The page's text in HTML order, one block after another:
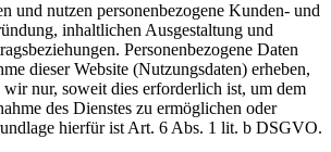
und nutzen personenbezogene Kunden- und
inhaltlichen Ausgestaltung und
Personenbezogene Daten
dieser Website (Nutzungsdaten) erheben,
wir nur, soweit dies erforderlich ist, um dem
des Dienstes zu ermöglichen oder
hierfür ist Art. 6 Abs. 1 lit. b DSGVO.